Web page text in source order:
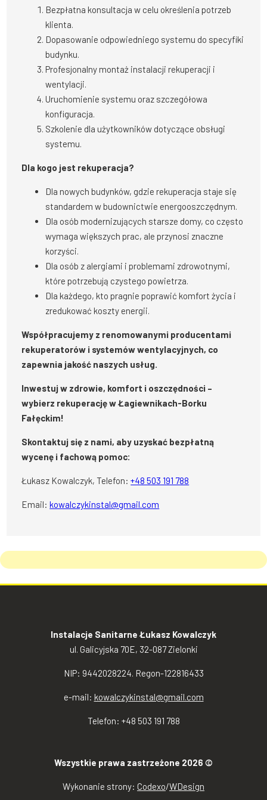
Bezpłatna konsultacja w celu określenia potrzeb
klienta.
Dopasowanie odpowiedniego systemu do specyfiki
budynku.
Profesjonalny montaż instalacji rekuperacji i
wentylacji.
Uruchomienie systemu oraz szczegółowa
konfiguracja.
Szkolenie dla użytkowników dotyczące obsługi
systemu.
Dla kogo jest rekuperacja?
Dla nowych budynków, gdzie rekuperacja staje się
standardem w budownictwie energooszczędnym.
Dla osób modernizujących starsze domy, co często
wymaga większych prac, ale przynosi znaczne
korzyści.
Dla osób z alergiami i problemami zdrowotnymi,
które potrzebują czystego powietrza.
Dla każdego, kto pragnie poprawić komfort życia i
zredukować koszty energii.
Współpracujemy z renomowanymi producentami
rekuperatorów i systemów wentylacyjnych, co
zapewnia jakość naszych usług.
Inwestuj w zdrowie, komfort i oszczędności –
wybierz rekuperację w Łagiewnikach-Borku
Fałęckim!
Skontaktuj się z nami, aby uzyskać bezpłatną
wycenę i fachową pomoc:
Łukasz Kowalczyk, Telefon:+48 503 191 788
Email:kowalczykinstal@gmail.com
Instalacje Sanitarne Łukasz Kowalczyk
ul. Galicyjska 70E, 32-087 Zielonki
NIP: 9442028224. Regon-122816433
e-mail: kowalczykinstal@gmail.com
Telefon: +48 503 191 788
Wszystkie prawa zastrzeżone 2026 ©
Wykonanie strony: Codexo/WDesign